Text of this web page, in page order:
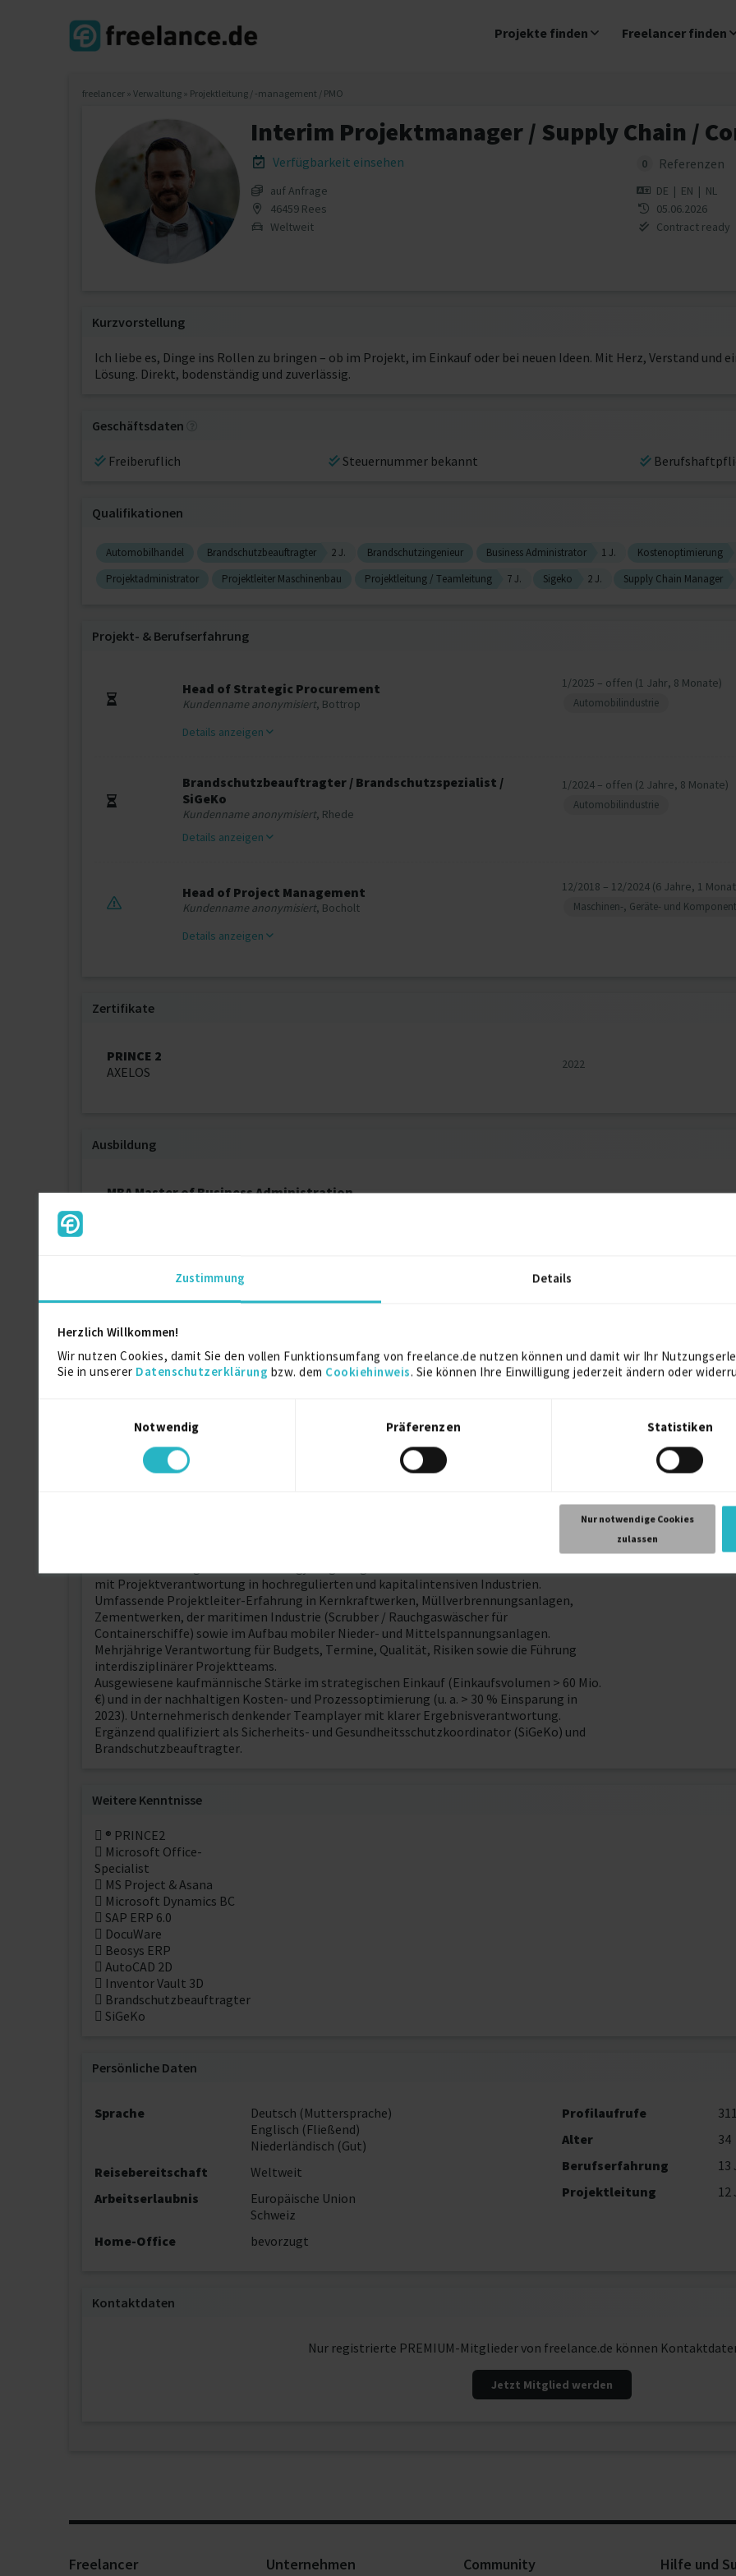
Zustimmung Details
Herzlich Willkommen!
Wir nutzen Cookies, damit Sie den vollen Funktionsumfang von freelance.de nutzen können und damit wir Ihr
Sie in unserer Datenschutzerklärung bzw. dem Cookiehinweis. Sie können Ihre Einwilligung jederzeit ändern oder
Notwendig
Präferenzen Statistiken
Nur notwendige Cookies
zulassen
Projekte finden Freelancer finden
freelancer » Verwaltung » Projektleitung / -management / PMO
Interim Projektmanager / Supply Chain /
Verfügbarkeit einsehen 0 Referenzen
auf Anfrage
46459 Rees
Weltweit
DE | EN | NL
05.06.2026
Contract ready
Kurzvorstellung
Ich liebe es, Dinge ins Rollen zu bringen – ob im Projekt, im Einkauf oder bei neuen Ideen. Mit Herz, Verstand
Lösung. Direkt, bodenständig und zuverlässig.
Geschäftsdaten
Freiberuflich Steuernummer bekannt
Qualifikationen
Automobilhandel Brandschutzbeauftragter 2 J. Brandschutzingenieur Business Administrator 1 J. Kostenoptimierung
Projektadministrator
Projektleiter Maschinenbau Projektleitung / Teamleitung 7 J. Sigeko 2 J. Supply Chain Manager
Projekt‐ & Berufserfahrung
Head of Strategic Procurement
Kundenname anonymisiert, Bottrop
1/2025 – offen (1 Jahr, 8 Monate)
Automobilindustrie
Details anzeigen
Brandschutzbeauftragter / Brandschutzspezialist /
SiGeKo
Kundenname anonymisiert, Rhede
1/2024 – offen (2 Jahre, 8 Monate)
Automobilindustrie
Details anzeigen
Head of Project Management
Kundenname anonymisiert, Bocholt
12/2018 – 12/2024 (6 Jahre, 1
Maschinen-, Geräte- und
Details anzeigen
Zertifikate
PRINCE 2
AXELOS
2022
Ausbildung
MBA Master of Business Administration
Bachelor of Business Administration
BWL - Finance
Salesmanager
Leitender Projekt- und Supply-Chain-Manager / Consultant mit über 10 Jahren Erfahrung in
Automotive-Umfeld mit Verantwortung für Greenfield-Projekte, strategischen Einkauf und
mit Projektverantwortung in hochregulierten und kapitalintensiven Industrien.
Umfassende Projektleiter-Erfahrung in Kernkraftwerken, Müllverbrennungsanlagen,
Zementwerken, der maritimen Industrie (Scrubber / Rauchgaswäscher für
Containerschiffe) sowie im Aufbau mobiler Nieder- und Mittelspannungsanlagen.
Mehrjährige Verantwortung für Budgets, Termine, Qualität, Risiken sowie die Führung
interdisziplinärer Projektteams.
Ausgewiesene kaufmännische Stärke im strategischen Einkauf (Einkaufsvolumen > 60 Mio.
€) und in der nachhaltigen Kosten- und Prozessoptimierung (u. a. > 30 % Einsparung in
2023). Unternehmerisch denkender Teamplayer mit klarer Ergebnisverantwortung.
Ergänzend qualifiziert als Sicherheits- und Gesundheitsschutzkoordinator (SiGeKo) und
Brandschutzbeauftragter.
Weitere Kenntnisse
 ® PRINCE2
 Microsoft Office-
Specialist
 MS Project & Asana
 Microsoft Dynamics BC
 SAP ERP 6.0
 DocuWare
 Beosys ERP
 AutoCAD 2D
 Inventor Vault 3D
 Brandschutzbeauftragter
 SiGeKo
Persönliche Daten
Sprache
Deutsch (Muttersprache)
Englisch (Fließend)
Niederländisch (Gut)
Reisebereitschaft
Weltweit
Arbeitserlaubnis
Europäische Union
Schweiz
Home-Office
bevorzugt
Profilaufrufe
311
Alter
34
Berufserfahrung
13
Projektleitung
12
Kontaktdaten
Nur registrierte PREMIUM-Mitglieder von freelance.de können
Jetzt Mitglied werden
Freelancer Unternehmen Community Hilfe und